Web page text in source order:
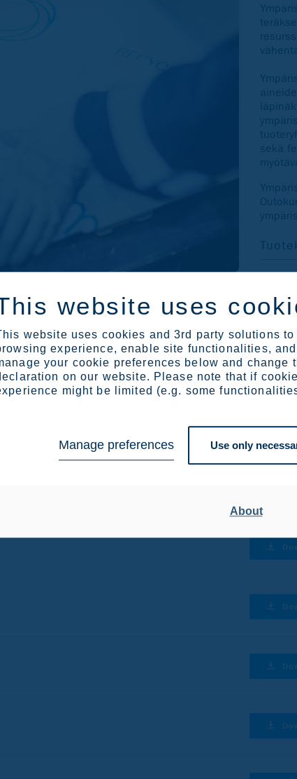
website uses
website uses cookies and 3rd party solutions
experience, enable site functionalities,
your cookie preferences below and change
on our website. Please note that if
might be limited (e.g. some
Manage preferences Use only
About
sekä
(englanniksi)